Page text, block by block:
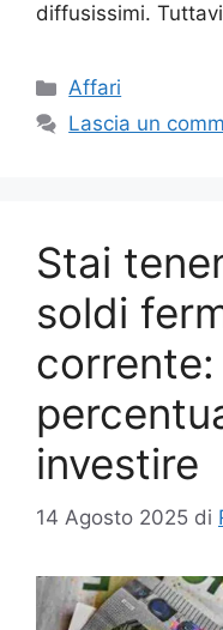
diffusissimi.
Categorie
Affari
Lascia un
Stai
soldi
investire
14 Agosto 2025 di